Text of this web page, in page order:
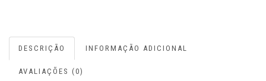
DESCRIÇÃO INFORMAÇÃO ADICIONAL
AVALIAÇÕES (0)